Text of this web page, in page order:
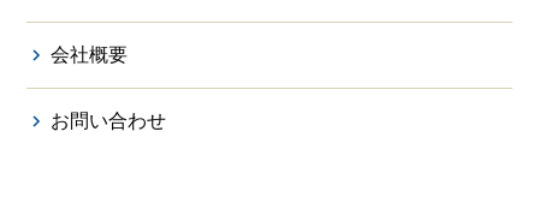
会社概要
お問い合わせ